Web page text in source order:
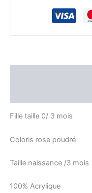
Fille taille 0/ 3 mois
Coloris rose poudré
Taille naissance /3 mois
100% Acrylique